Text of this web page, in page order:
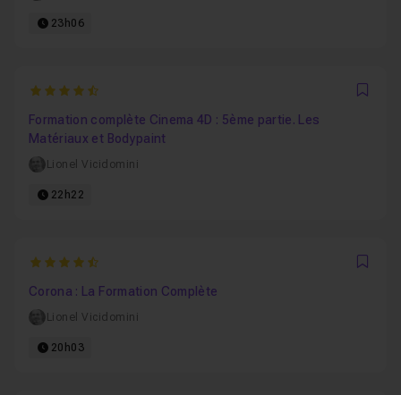
23h06
4.9090909090909
Formation complète Cinema 4D : 5ème partie. Les
Matériaux et Bodypaint
Lionel Vicidomini
22h22
4.9090909090909
Corona : La Formation Complète
Lionel Vicidomini
20h03